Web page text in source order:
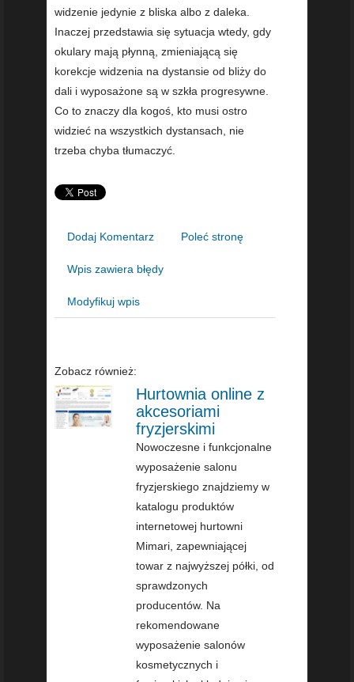
widzenie jedynie z bliska albo z daleka.
Inaczej przedstawia się sytuacja wtedy, gdy
okulary mają płynną, zmieniającą się
korekcje widzenia na dystansie od bliży do
dali i wyposażone są w szkła progresywne.
Co to znaczy dla kogoś, kto musi ostro
widzieć na wszystkich dystansach, nie
trzeba chyba tłumaczyć.
Dodaj Komentarz Poleć stronę
Wpis zawiera błędy
Modyfikuj wpis
Zobacz również:
Hurtownia online z
akcesoriami
fryzjerskimi
Nowoczesne i funkcjonalne
wyposażenie salonu
fryzjerskiego znajdziemy w
katalogu produktów
internetowej hurtowni
Mimari, zapewniającej
towar z najwyższej półki, od
sprawdzonych
producentów. Na
rekomendowane
wyposażenie salonów
kosmetycznych i